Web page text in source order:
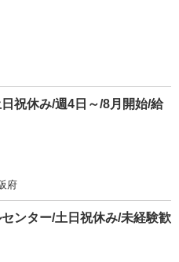
祝休み/週4日～/8月開始/給
府
ンター/土日祝休み/未経験歓